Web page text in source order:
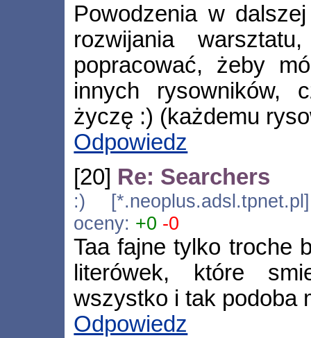
Powodzenia w
rozwijania
popracować, żeby
innych rysowników,
życzę :) (każdemu
Odpowiedz
[20] Re: Searchers
:)
oceny: +0 -0
Taa fajne tylko troche
literówek, które
wszystko i tak podoba
Odpowiedz